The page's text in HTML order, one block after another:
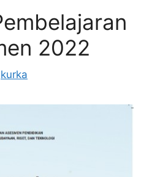
2022
kurka